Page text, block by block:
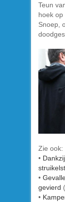
Teun
hoek op
Snoep,
Zie ook:
•
•
gevierd
•